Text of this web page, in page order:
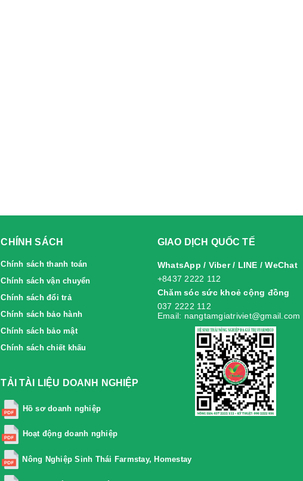
CHÍNH SÁCH
Chính sách thanh toán
Chính sách vận chuyển
Chính sách đổi trả
Chính sách bảo hành
Chính sách bảo mật
Chính sách chiết khấu
TẢI TÀI LIỆU DOANH NGHIỆP
Hồ sơ doanh nghiệp
Hoạt động doanh nghiệp
Nông Nghiệp Sinh Thái Farmstay, Homestay
GIAO DỊCH QUỐC TẾ
WhatsApp / Viber / LINE / WeChat
+8437 2222 112
Chăm sóc sức khoẻ cộng đồng
037 2222 112
Email: nangtamgiatriviet@gmail.com